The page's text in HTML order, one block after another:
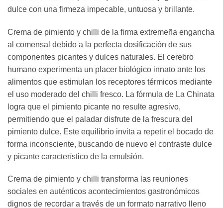
dulce con una firmeza impecable, untuosa y brillante.
Crema de pimiento y chilli de la firma extremeña engancha
al comensal debido a la perfecta dosificación de sus
componentes picantes y dulces naturales. El cerebro
humano experimenta un placer biológico innato ante los
alimentos que estimulan los receptores térmicos mediante
el uso moderado del chilli fresco. La fórmula de La Chinata
logra que el pimiento picante no resulte agresivo,
permitiendo que el paladar disfrute de la frescura del
pimiento dulce. Este equilibrio invita a repetir el bocado de
forma inconsciente, buscando de nuevo el contraste dulce
y picante característico de la emulsión.
Crema de pimiento y chilli transforma las reuniones
sociales en auténticos acontecimientos gastronómicos
dignos de recordar a través de un formato narrativo lleno